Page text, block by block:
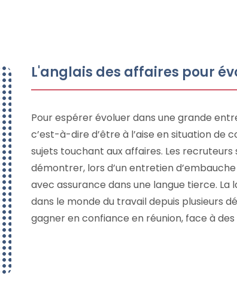
L'anglais des affaires pour
Pour espérer évoluer dans une grande
c’est-à-dire d’être à l’aise en situation de
sujets touchant aux affaires. Les
démontrer, lors d’un entretien
avec assurance dans une langue tierce. La
dans le monde du travail depuis plusieurs
gagner en confiance en réunion, face à